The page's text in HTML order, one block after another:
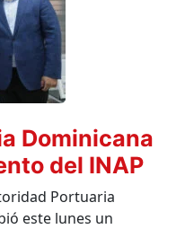
Dominicana
del INAP
Portuaria
este lunes un